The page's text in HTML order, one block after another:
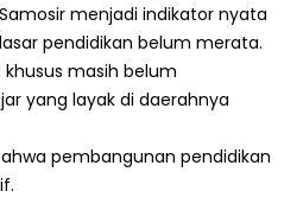
menjadi indikator nyata
pendidikan belum merata.
masih belum
yang layak di daerahnya
pembangunan pendidikan